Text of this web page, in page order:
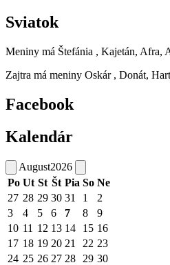
Sviatok
Meniny má Štefánia , Kajetán, Afra,
Zajtra má meniny Oskár , Donát,
Facebook
Kalendár
August2026
Po Ut St Št Pia So Ne
27 28 29 30 31 1
2
3
4 5 6 7 8
9
10 11 12 13 14 15 16
17 18 19 20 21 22 23
24 25 26 27 28 29 30